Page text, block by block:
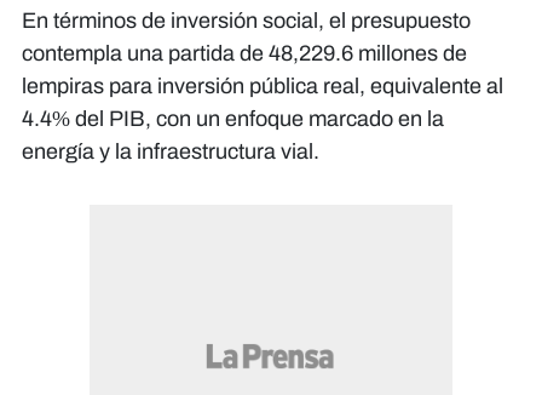
​En términos de inversión social, el presupuesto
contempla una partida de 48,229.6 millones de
lempiras para inversión pública real, equivalente al
4.4% del PIB, con un enfoque marcado en la
energía y la infraestructura vial.